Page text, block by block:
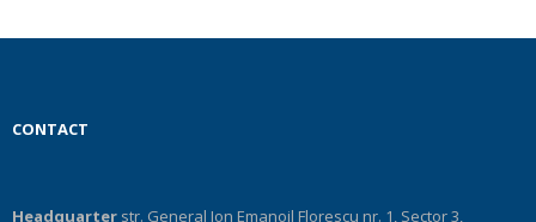
CONTACT
Headquarter str. General Ion Emanoil Florescu nr. 1, Sector 3,